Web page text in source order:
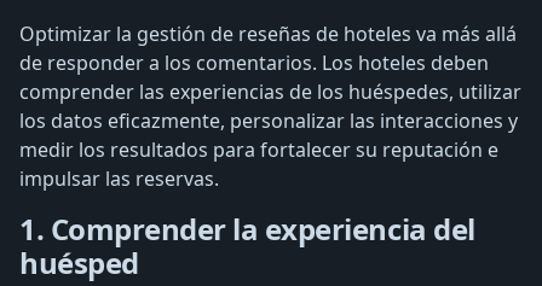
Optimizar la gestión de reseñas de hoteles va más allá
de responder a los comentarios. Los hoteles deben
comprender las experiencias de los huéspedes, utilizar
los datos eficazmente, personalizar las interacciones y
medir los resultados para fortalecer su reputación e
impulsar las reservas.
1. Comprender la experiencia del
huésped